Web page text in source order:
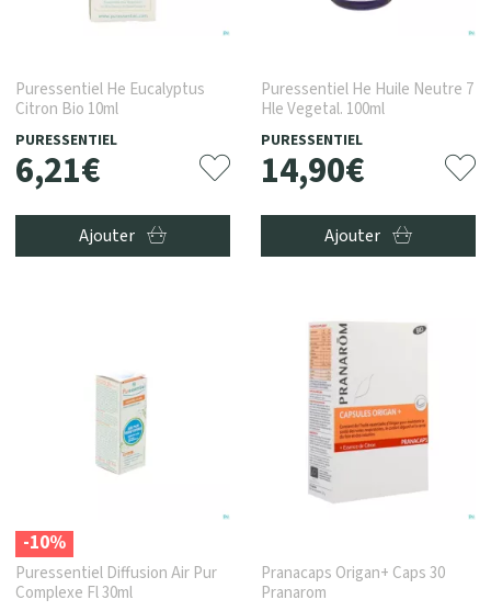
Puressentiel He Eucalyptus
Citron Bio 10ml
PURESSENTIEL
6,21€
Ajouter
Puressentiel He Huile Neutre 7
Hle Vegetal. 100ml
PURESSENTIEL
14,90€
Ajouter
-10%
Puressentiel Diffusion Air Pur
Complexe Fl 30ml
Pranacaps Origan+ Caps 30
Pranarom